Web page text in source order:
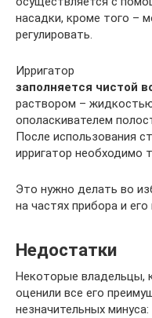
насадки, кроме того –
регулировать.
Ирригатор
заполняется чистой
раствором –
ополаскивателем
После использования
ирригатор необходимо
Это нужно делать во
на частях прибора и его
Недостатки
Некоторые владельцы,
оценили все его
незначительных минуса: